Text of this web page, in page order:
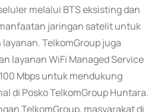
melalui BTS eksisting dan
jaringan satelit untuk
TelkomGroup juga
layanan WiFi Managed Service
Mbps untuk mendukung
di Posko TelkomGroup Huntara.
TelkomGroup, masyarakat di